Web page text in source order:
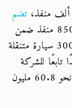
تضم
ما يقرب من 30 ألف بدال تمويني، و8500 منفذ ضمن
مشروع “جمعيتي”، إلى جانب أكثر من 300 سيارة متنقلة
فضلاً عن 1062 منفذًا تابعًا للشركة
منها نحو 60.8 مليون